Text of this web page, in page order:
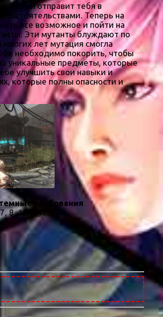
отправит тебя в
Теперь на
все возможное и пойти на
Эти мутанты блуждают по
лет мутация смогла
необходимо покорить, чтобы
уникальные предметы, которые
улучшить свои навыки и
которые полны опасности и
требования
8, 10 (64bit)